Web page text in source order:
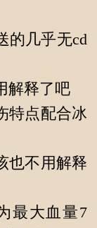
的几乎无cd
解释了吧
特点配合冰
也不用解释
最大血量7